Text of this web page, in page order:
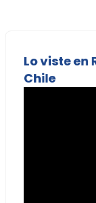
Lo viste en
Chile